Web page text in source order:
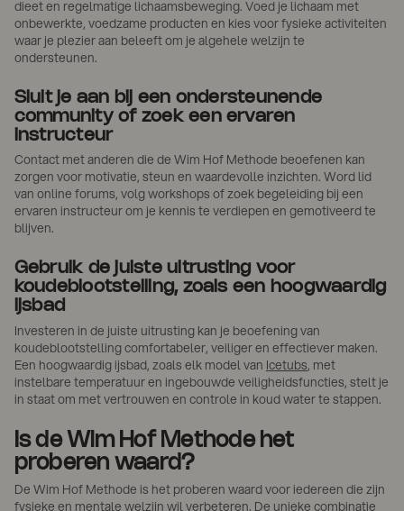
dieet en regelmatige lichaamsbeweging. Voed je lichaam met
onbewerkte, voedzame producten en kies voor fysieke activiteiten
waar je plezier aan beleeft om je algehele welzijn te
ondersteunen.
Sluit je aan bij een ondersteunende
community of zoek een ervaren
instructeur
Contact met anderen die de Wim Hof Methode beoefenen kan
zorgen voor motivatie, steun en waardevolle inzichten. Word lid
van online forums, volg workshops of zoek begeleiding bij een
ervaren instructeur om je kennis te verdiepen en gemotiveerd te
blijven.
Gebruik de juiste uitrusting voor
koudeblootstelling, zoals een hoogwaardig
ijsbad
Investeren in de juiste uitrusting kan je beoefening van
koudeblootstelling comfortabeler, veiliger en effectiever maken.
Een hoogwaardig ijsbad, zoals elk model van Icetubs, met
instelbare temperatuur en ingebouwde veiligheidsfuncties, stelt je
in staat om met vertrouwen en controle in koud water te stappen.
Is de Wim Hof Methode het
proberen waard?
De Wim Hof Methode is het proberen waard voor iedereen die zijn
fysieke en mentale welzijn wil verbeteren. De unieke combinatie